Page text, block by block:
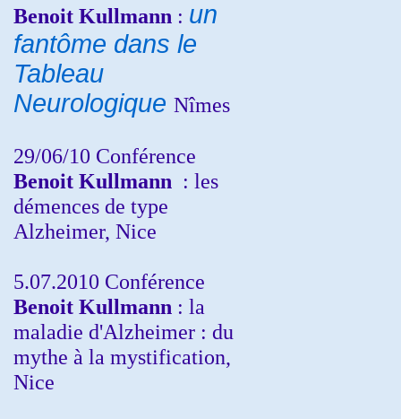
Benoit Kullmann : un
fantôme dans le
Tableau
Neurologique Nîmes
29/06/10 Conférence
Benoit Kullmann : les
démences de type
Alzheimer, Nice
5.07.2010 Conférence
Benoit Kullmann : la
maladie d'Alzheimer : du
mythe à la mystification,
Nice